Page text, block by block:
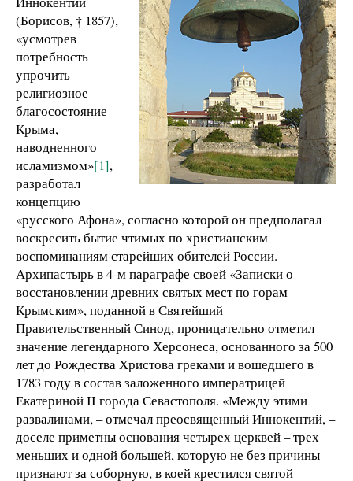
(Борисов, † 1857),
«усмотрев
потребность
упрочить
религиозное
благосостояние
Крыма,
наводненного
исламизмом»[1],
разработал
концепцию
«русского Афона», согласно которой он предполагал
воскресить бытие чтимых по христианским
воспоминаниям старейших обителей России.
Архипастырь в 4-м параграфе своей «Записки о
восстановлении древних святых мест по горам
Крымским», поданной в Святейший
Правительственный Синод, проницательно отметил
значение легендарного Херсонеса, основанного за 500
лет до Рождества Христова греками и вошедшего в
1783 году в состав заложенного императрицей
Екатериной II города Севастополя. «Между этими
развалинами, – отмечал преосвященный Иннокентий, –
доселе приметны основания четырех церквей – трех
меньших и одной большей, которую не без причины
признают за соборную, в коей крестился святой